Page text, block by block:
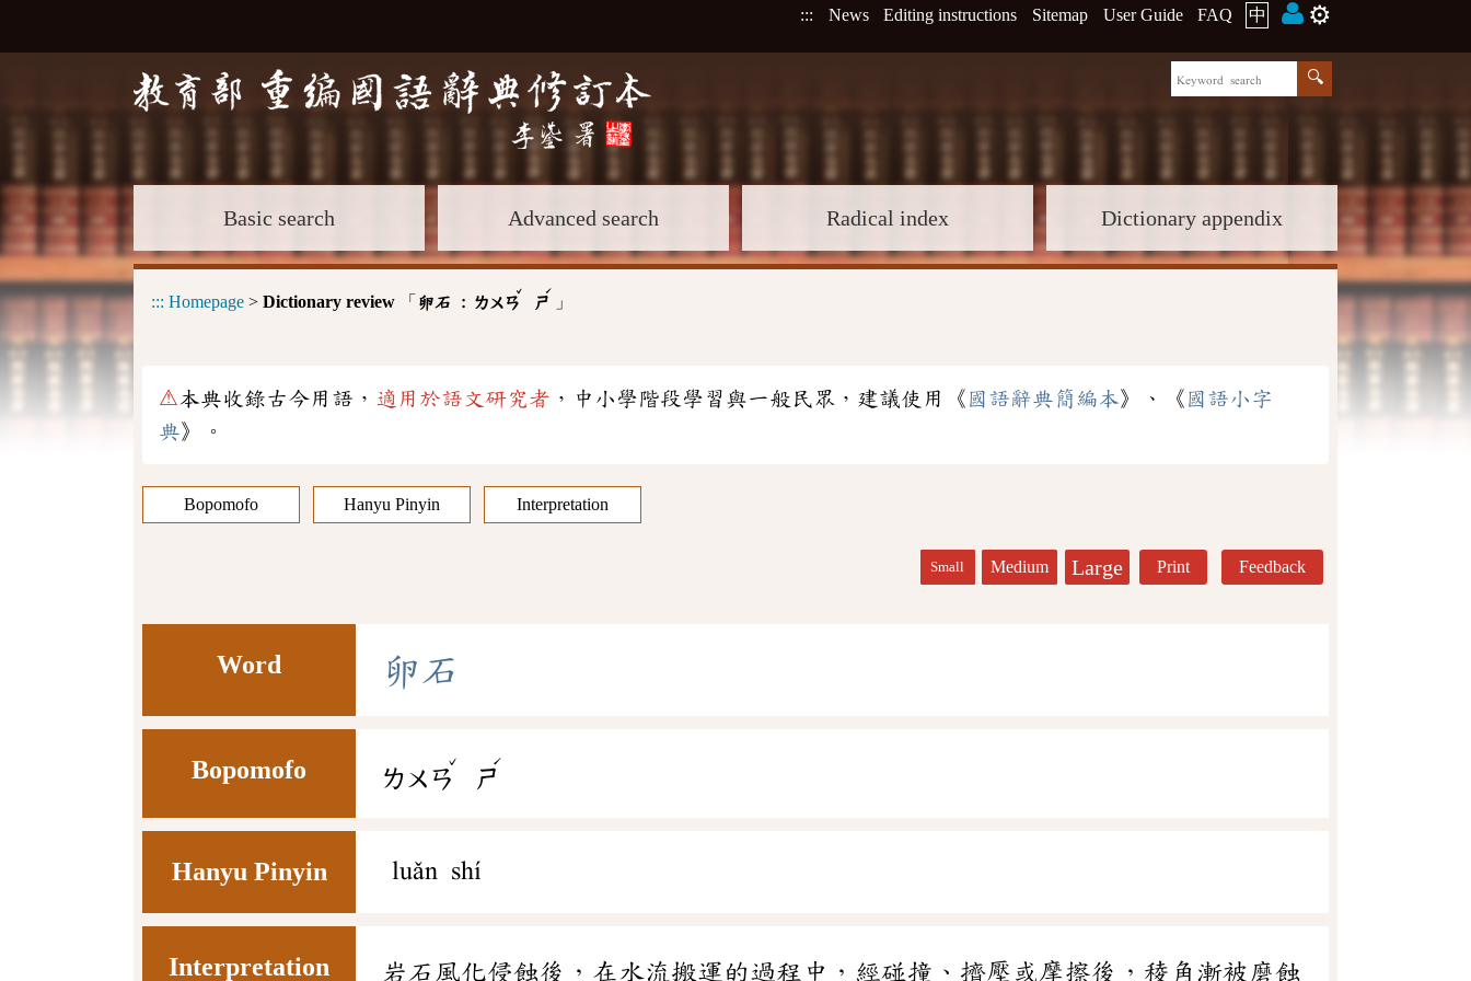
::: News Editing instructions Sitemap User Guide FAQ 中 ⚙️
Basic search Advanced search Radical index Dictionary appendix
::: Homepage > Dictionary review 「 卵石 : ㄌㄨㄢ
ˇ
ㄕ
ˊ
」
⚠本典收錄古今用語， 適用於語文研究者 ，中小學階段學習與一般民眾，建議使用《 國語辭典簡編本》、《 國語小字
典》。
Bopomofo Hanyu Pinyin Interpretation
Small Medium Large Print Feedback
Word 卵石
Bopomofo ㄌㄨㄢ
ˇ
ㄕ
ˊ
Hanyu Pinyin luǎn shí
Interpretation 岩石風化侵蝕後，在水流搬運的過程中，經碰撞、擠壓或摩擦後，稜角漸被磨蝕